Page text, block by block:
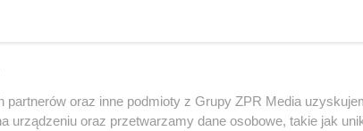
partnerów oraz inne podmioty z Grupy ZPR Media
urządzeniu oraz przetwarzamy dane osobowe, takie jak